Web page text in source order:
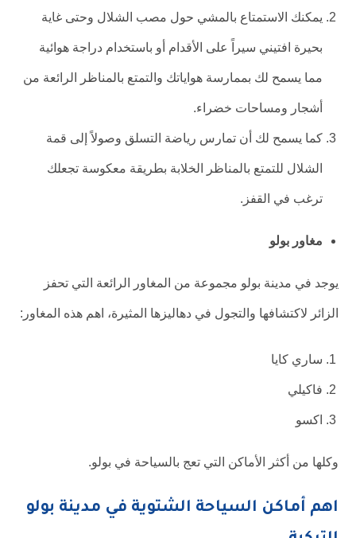
يمكنك الاستمتاع بالمشي حول مصب الشلال وحتى غاية
بحيرة افتيني سيراً على الأقدام أو باستخدام دراجة هوائية
مما يسمح لك بممارسة هواياتك والتمتع بالمناظر الرائعة من
أشجار ومساحات خضراء.
كما يسمح لك أن تمارس رياضة التسلق وصولاً إلى قمة
الشلال للتمتع بالمناظر الخلابة بطريقة معكوسة تجعلك
ترغب في القفز.
مغاور بولو
يوجد في مدينة بولو مجموعة من المغاور الرائعة التي تحفز
الزائر لاكتشافها والتجول في دهاليزها المثيرة، اهم هذه المغاور:
ساري كايا
فاكيلي
اكسو
وكلها من أكثر الأماكن التي تعج بالسياحة في بولو.
اهم أماكن السياحة الشتوية في مدينة بولو